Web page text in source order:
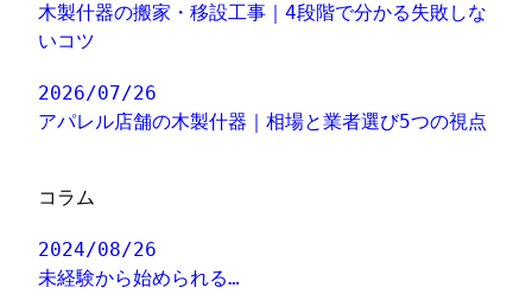
木製什器の搬家・移設工事｜4段階で分かる失敗しな
いコツ
2026/07/26
アパレル店舗の木製什器｜相場と業者選び5つの視点
コラム
2024/08/26
未経験から始められる…